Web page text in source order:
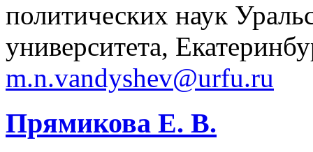
политических наук
университета,
m.n.vandyshev@urfu.ru
Прямикова Е. В.